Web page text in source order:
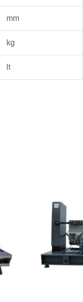
mm
kg
lt